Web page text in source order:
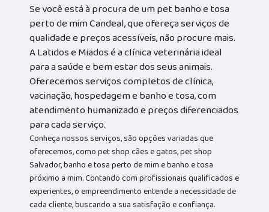
Se você está à procura de um pet banho e tosa
perto de mim Candeal, que ofereça serviços de
qualidade e preços acessíveis, não procure mais.
A Latidos e Miados é a clínica veterinária ideal
para a saúde e bem estar dos seus animais.
Oferecemos serviços completos de clínica,
vacinação, hospedagem e banho e tosa, com
atendimento humanizado e preços diferenciados
para cada serviço.
Conheça nossos serviços, são opções variadas que
oferecemos, como pet shop cães e gatos, pet shop
Salvador, banho e tosa perto de mim e banho e tosa
próximo a mim. Contando com profissionais qualificados e
experientes, o empreendimento entende a necessidade de
cada cliente, buscando a sua satisfação e confiança.